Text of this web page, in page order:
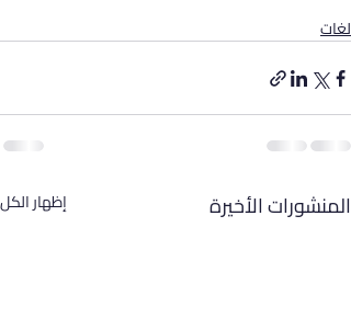
لغات
المنشورات الأخيرة إظهار الكل